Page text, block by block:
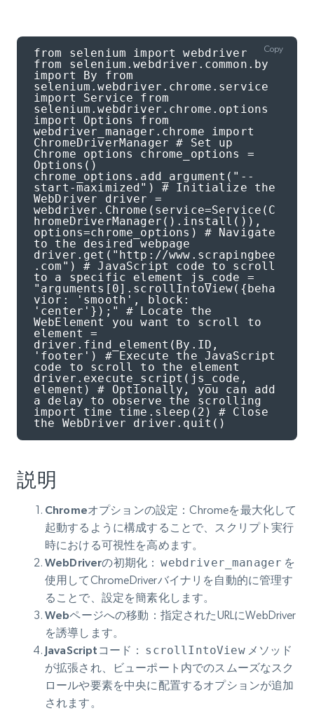
from selenium import webdriver
from selenium.webdriver.common.by
import By from
selenium.webdriver.chrome.service
import Service from
selenium.webdriver.chrome.options
import Options from
webdriver_manager.chrome import
ChromeDriverManager # Set up
Chrome options chrome_options =
Options()
chrome_options.add_argument("--
start-maximized") # Initialize the
WebDriver driver =
webdriver.Chrome(service=Service(C
hromeDriverManager().install()),
options=chrome_options) # Navigate
to the desired webpage
driver.get("http://www.scrapingbee
.com") # JavaScript code to scroll
to a specific element js_code =
"arguments[0].scrollIntoView({beha
vior: 'smooth', block:
'center'});" # Locate the
WebElement you want to scroll to
element =
driver.find_element(By.ID,
'footer') # Execute the JavaScript
code to scroll to the element
driver.execute_script(js_code,
element) # Optionally, you can add
a delay to observe the scrolling
import time time.sleep(2) # Close
the WebDriver driver.quit()
Copy
説明
Chromeオプションの設定 ：Chromeを最大化して
起動するように構成することで、スクリプト実行
時における可視性を高めます。
WebDriverの初期化 ：webdriver_manager を
使用してChromeDriverバイナリを自動的に管理す
ることで、設定を簡素化します。
Webページへの移動 ：指定されたURLにWebDriver
を誘導します。
JavaScriptコード ： scrollIntoViewメソッド
が拡張され、ビューポート内でのスムーズなスク
ロールや要素を中央に配置するオプションが追加
されます。